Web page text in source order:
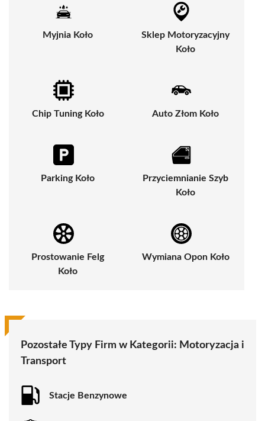
Myjnia Koło
Sklep Motoryzacyjny
Koło
Chip Tuning Koło Auto Złom Koło
Parking Koło
Przyciemnianie Szyb
Koło
Prostowanie Felg
Koło
Wymiana Opon Koło
Pozostałe Typy Firm w Kategorii: Motoryzacja i
Transport
Stacje Benzynowe